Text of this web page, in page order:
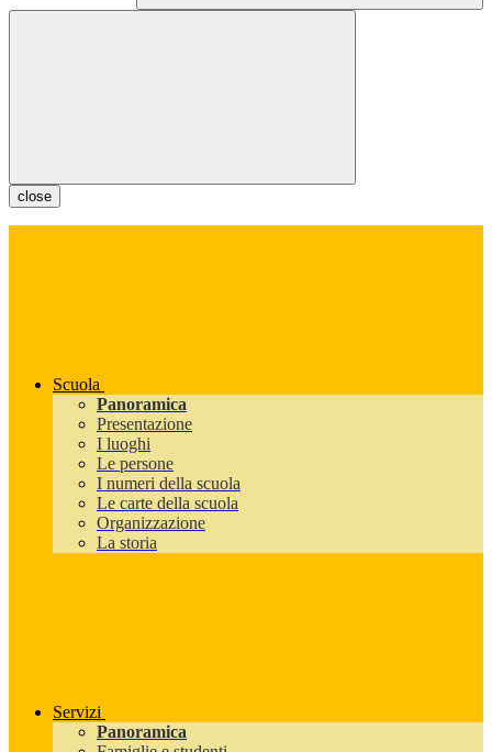
close
Scuola
Panoramica
Presentazione
I luoghi
Le persone
I numeri della scuola
Le carte della scuola
Organizzazione
La storia
Servizi
Panoramica